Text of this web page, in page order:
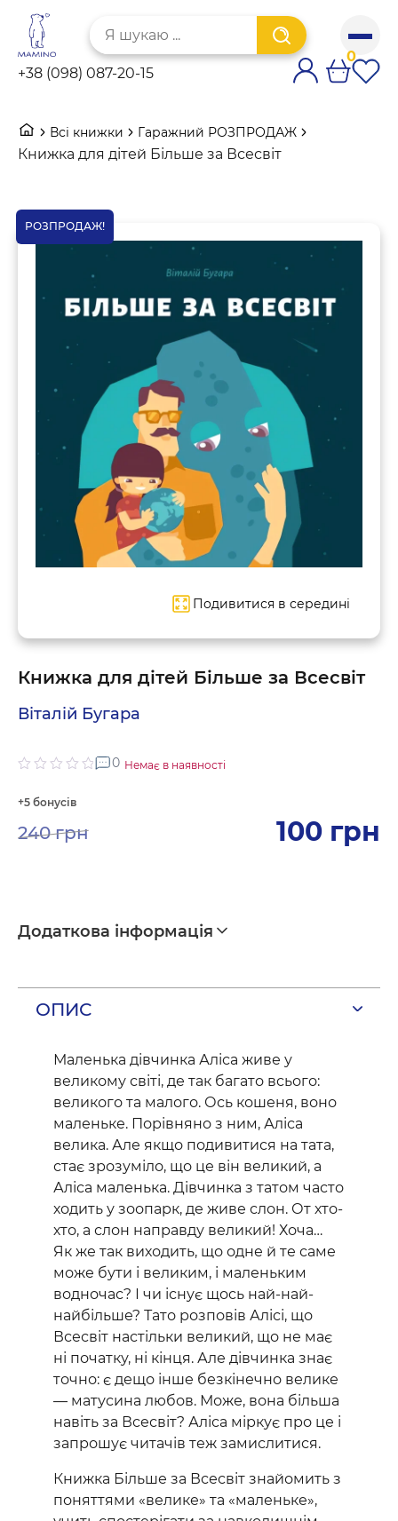
content
Шукати:
+38 (098) 087-20-15
0
Всі книжки Гаражний РОЗПРОДАЖ
Книжка для дітей Більше за Всесвіт
РОЗПРОДАЖ!
Подивитися в середині
Книжка для дітей Більше за Всесвіт
Віталій Бугара
0 Немає в наявності
+5 бонусів
240грн
240 грн.
100 грн
100 грн.
Додаткова інформація
ОПИС
Маленька дівчинка Аліса живе у
великому світі, де так багато всього:
великого та малого. Ось кошеня, воно
маленьке. Порівняно з ним, Аліса
велика. Але якщо подивитися на тата,
стає зрозуміло, що це він великий, а
Аліса маленька. Дівчинка з татом часто
ходить у зоопарк, де живе слон. От хто-
хто, а слон направду великий! Хоча…
Як же так виходить, що одне й те саме
може бути і великим, і маленьким
водночас? І чи існує щось най-най-
найбільше? Тато розповів Алісі, що
Всесвіт настільки великий, що не має
ні початку, ні кінця. Але дівчинка знає
точно: є дещо інше безкінечно велике
— матусина любов. Може, вона більша
навіть за Всесвіт? Аліса міркує про це і
запрошує читачів теж замислитися.
Книжка Більше за Всесвіт знайомить з
поняттями «велике» та «маленьке»,